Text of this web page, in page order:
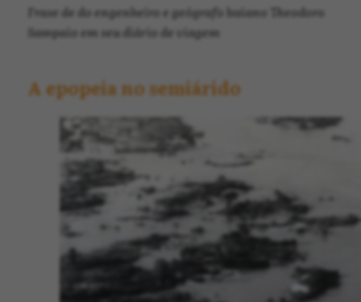
Frase de do engenheiro e geógrafo baiano Theodoro
Sampaio em seu diário de viagem
A epopeia no semiárido